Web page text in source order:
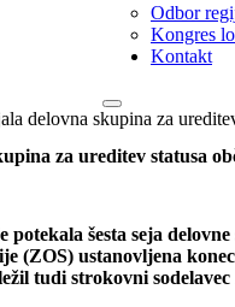
Odbor
Kongres
Kontakt
delovna skupina za
za ureditev statusa
potekala šesta seja
(ZOS) ustanovljena
tudi strokovni